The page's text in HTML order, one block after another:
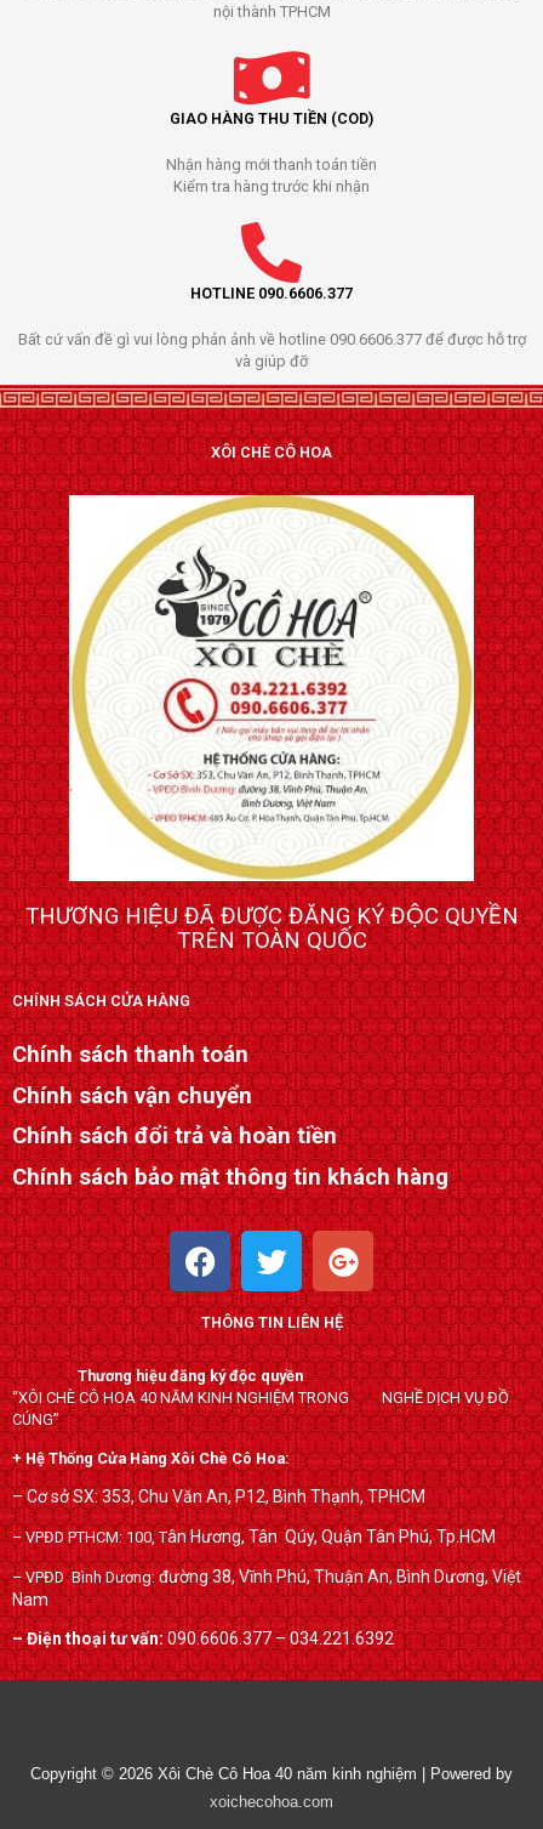
nội thành TPHCM
GIAO HÀNG THU TIỀN (COD)
Nhận hàng mới thanh toán tiền
Kiểm tra hàng trước khi nhận
HOTLINE 090.6606.377
Bất cứ vấn đề gì vui lòng phản ảnh về hotline 090.6606.377 để được hỗ trợ
và giúp đỡ
XÔI CHÈ CÔ HOA
THƯƠNG HIỆU ĐÃ ĐƯỢC ĐĂNG KÝ ĐỘC QUYỀN
TRÊN TOÀN QUỐC
CHÍNH SÁCH CỬA HÀNG
Chính sách thanh toán
Chính sách vận chuyển
Chính sách đổi trả và hoàn tiền
Chính sách bảo mật thông tin khách hàng
F
a
c
e
b
o
o
k
T
w
i
t
t
e
r
G
o
o
g
l
e
-
p
l
u
s
THÔNG TIN LIÊN HỆ
Thương hiệu đăng ký độc quyền
“XÔI CHÈ CÔ HOA 40 NĂM KINH NGHIỆM TRONG NGHỀ DỊCH VỤ ĐỒ
CÚNG”
+ Hệ Thống Cửa Hàng Xôi Chè Cô Hoa:
– Cơ sở SX: 353, Chu Văn An, P12, Bình Thạnh, TPHCM
– VPĐD PTHCM: 100, Tân Hương, Tân Qúy,Quận Tân Phú, Tp.HCM
– VPĐD Bình Dương:đường 38, Vĩnh Phú, Thuận An, Bình Dương, Việt
Nam
– Điện thoại tư vấn:090.6606.377 – 034.221.6392
Copyright © 2026 Xôi Chè Cô Hoa 40 năm kinh nghiệm | Powered by
xoichecohoa.com